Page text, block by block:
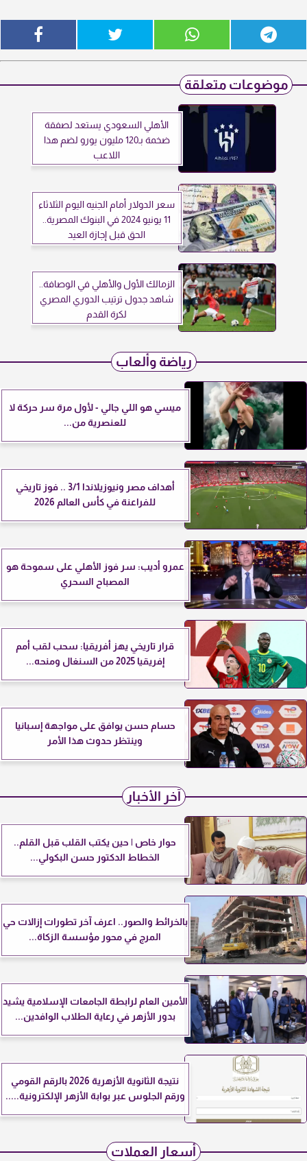
موضوعات متعلقة
الأهلي السعودي يستعد لصفقة
ضخمة بـ120 مليون يورو لضم هذا
اللاعب
سعر الدولار أمام الجنيه اليوم الثلاثاء
11 يونيو 2024 في البنوك المصرية..
الحق قبل إجازة العيد
الزمالك الأول والأهلي في الوصافة..
شاهد جدول ترتيب الدوري المصري
لكرة القدم
رياضة وألعاب
ميسي هو اللي جالي - لأول مرة سر حركة لا
للعنصرية من...
أهداف مصر ونيوزيلاندا 3/1 .. فوز تاريخي
للفراعنة في كأس العالم 2026
عمرو أديب: سر فوز الأهلي على سموحة هو
المصباح السحري
قرار تاريخي يهز أفريقيا: سحب لقب أمم
إفريقيا 2025 من السنغال ومنحه...
حسام حسن يوافق على مواجهة إسبانيا
وينتظر حدوث هذا الأمر
آخر الأخبار
حوار خاص | حين يكتب القلب قبل القلم..
الخطاط الدكتور حسن البكولي...
بالخرائط والصور.. اعرف آخر تطورات إزالات حي
المرج في محور مؤسسة الزكاة...
الأمين العام لرابطة الجامعات الإسلامية يشيد
بدور الأزهر في رعاية الطلاب الوافدين...
نتيجة الثانوية الأزهرية 2026 بالرقم القومي
ورقم الجلوس عبر بوابة الأزهر الإلكترونية.....
أسعار العملات